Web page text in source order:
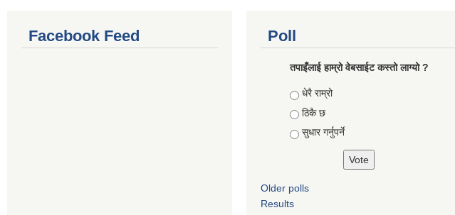
Facebook Feed Poll
तपाइँलाई हाम्रो वेबसाईट कस्तो लाग्यो ?
Choices
धेरै राम्रो
ठिकै छ
सुधार गर्नुपर्ने
Older polls
Results